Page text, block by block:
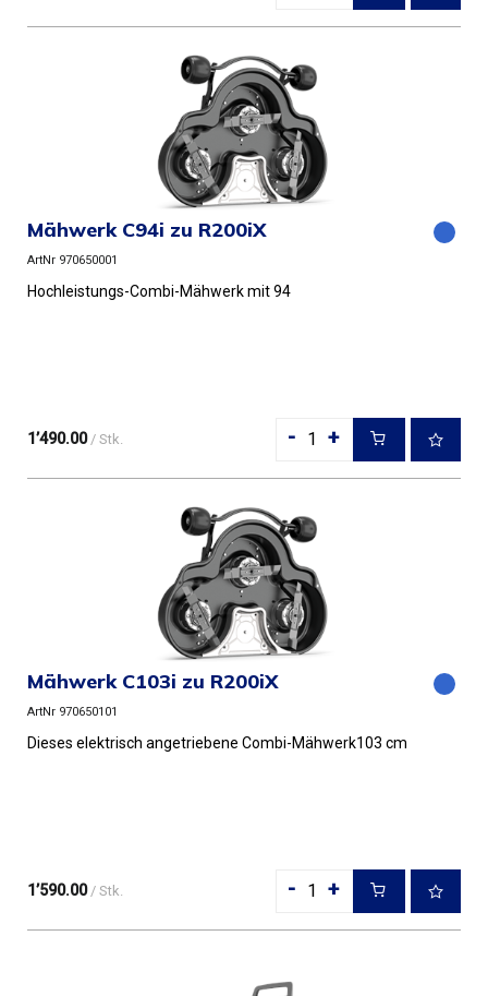
Mähwerk C94i zu R200iX
ArtNr 970650001
Hochleistungs-Combi-Mähwerk mit 94
- +
1’490.00 / Stk.
Mähwerk C103i zu R200iX
ArtNr 970650101
Dieses elektrisch angetriebene Combi-Mähwerk103 cm
- +
1’590.00 / Stk.